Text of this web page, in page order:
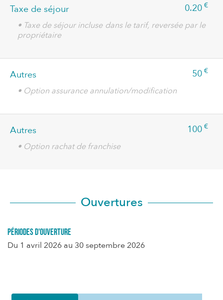
Taxe de séjour 0.20 €
• Taxe de séjour incluse dans le tarif, reversée par le
propriétaire
Autres 50 €
• Option assurance annulation/modification
Autres 100 €
• Option rachat de franchise
Ouvertures
Périodes d'ouverture
Du 1 avril 2026 au 30 septembre 2026